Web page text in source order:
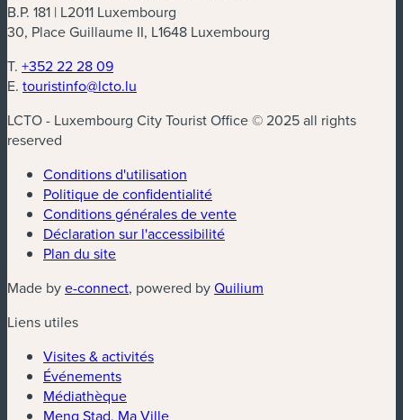
B.P. 181 | L2011 Luxembourg
30, Place Guillaume II, L1648 Luxembourg
T. +352 22 28 09
E. touristinfo@lcto.lu
LCTO - Luxembourg City Tourist Office © 2025 all rights
reserved
Conditions d'utilisation
Politique de confidentialité
Conditions générales de vente
Déclaration sur l'accessibilité
Plan du site
Made bye-connect(nouvelle fenêtre)
, powered byQuilium
Liens utiles
Visites & activités
Événements
Médiathèque
Meng Stad, Ma Ville